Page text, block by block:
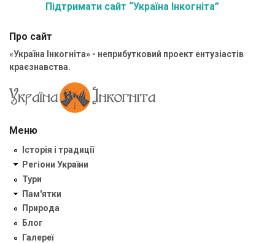
Підтримати сайт “Україна Інкогніта”
Про сайт
«Україна Інкогніта» - неприбутковий проект ентузіастів
краєзнавства.
Меню
Історія і традиції
Регіони України
Тури
Пам'ятки
Природа
Блог
Галереї